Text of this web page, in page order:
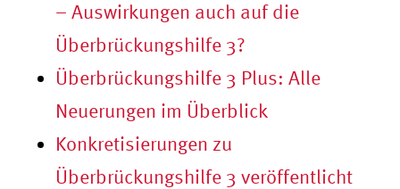
– Auswirkungen auch auf die
Überbrückungshilfe 3?
Überbrückungshilfe 3 Plus: Alle
Neuerungen im Überblick
Konkretisierungen zu
Überbrückungshilfe 3 veröffentlicht